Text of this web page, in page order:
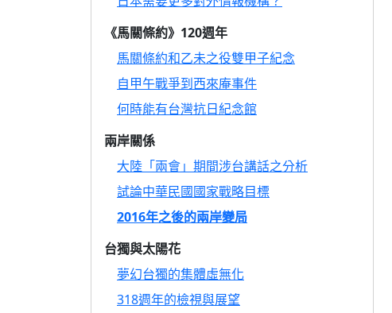
《馬關條約》120週年
馬關條約和乙未之役雙甲子紀念
自甲午戰爭到西來庵事件
何時能有台灣抗日紀念館
兩岸關係
大陸「兩會」期間涉台講話之分析
試論中華民國國家戰略目標
2016年之後的兩岸變局
台獨與太陽花
夢幻台獨的集體虛無化
318週年的檢視與展望